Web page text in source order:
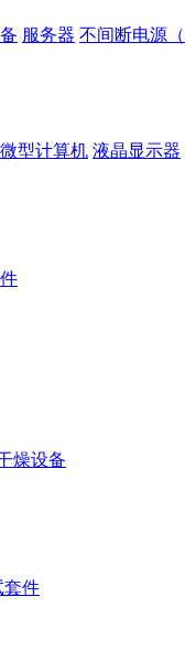
服务器 不间断电源
型计算机 液晶显示器
燥设备
套件